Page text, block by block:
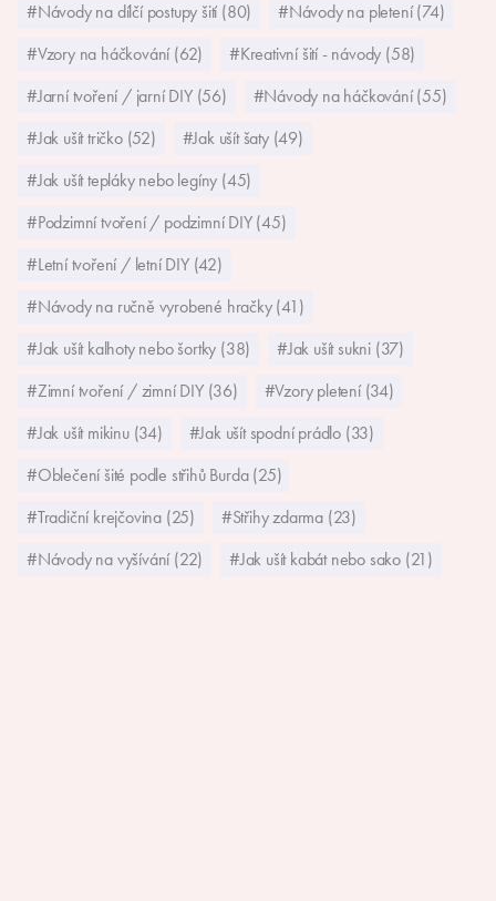
#Návody na dílčí postupy šití (80)
#Návody na pletení (74)
#Vzory na háčkování (62)
#Kreativní šití - návody (58)
#Jarní tvoření / jarní DIY (56)
#Návody na háčkování (55)
#Jak ušít tričko (52)
#Jak ušít šaty (49)
#Jak ušít tepláky nebo legíny (45)
#Podzimní tvoření / podzimní DIY (45)
#Letní tvoření / letní DIY (42)
#Návody na ručně vyrobené hračky (41)
#Jak ušít kalhoty nebo šortky (38)
#Jak ušít sukni (37)
#Zimní tvoření / zimní DIY (36)
#Vzory pletení (34)
#Jak ušít mikinu (34)
#Jak ušít spodní prádlo (33)
#Oblečení šité podle střihů Burda (25)
#Tradiční krejčovina (25)
#Střihy zdarma (23)
#Návody na vyšívání (22)
#Jak ušít kabát nebo sako (21)